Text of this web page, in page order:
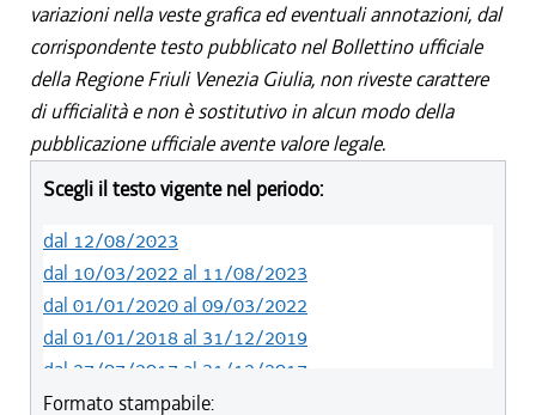
variazioni nella veste grafica ed eventuali annotazioni, dal
corrispondente testo pubblicato nel Bollettino ufficiale
della Regione Friuli Venezia Giulia, non riveste carattere
di ufficialità e non è sostitutivo in alcun modo della
pubblicazione ufficiale avente valore legale.
Scegli il testo vigente nel periodo:
dal 12/08/2023
dal 10/03/2022 al 11/08/2023
dal 01/01/2020 al 09/03/2022
dal 01/01/2018 al 31/12/2019
dal 27/07/2017 al 31/12/2017
dal 13/01/2016 al 26/07/2017
Formato stampabile: